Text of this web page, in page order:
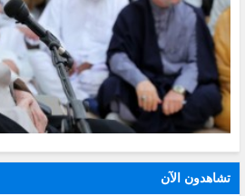
تشاهدون الآن